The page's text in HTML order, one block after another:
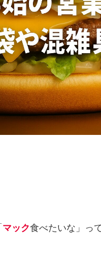
マック食べたいな」っ